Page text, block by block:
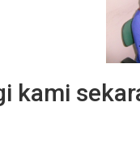
kami